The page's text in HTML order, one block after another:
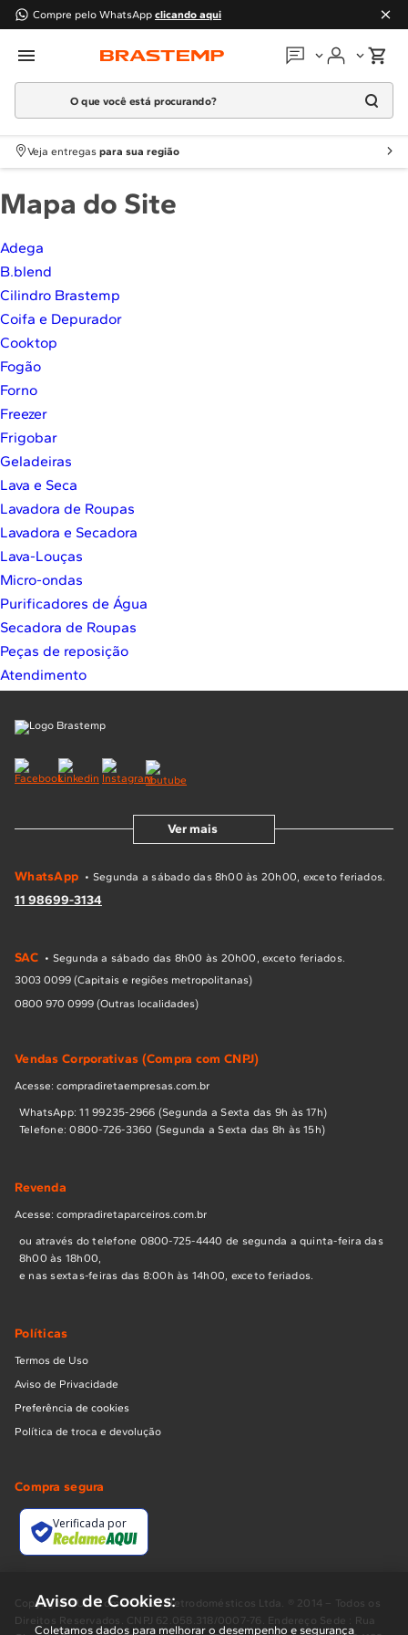
Compre pelo WhatsApp clicando aqui
Em que podemos
O que você está procurando?
Termos mais buscados
1º Geladeira
2 Máquina Lavar
4º
º
7º
8
9
10º
Veja entregas para sua região
Mapa do Site
Adega
B.blend
Cilindro Brastemp
Coifa e Depurador
Cooktop
Fogão
Forno
Freezer
Frigobar
Geladeiras
Lava e Seca
Lavadora de Roupas
Lavadora e Secadora
Lava-Louças
Micro-ondas
Purificadores de Água
Secadora de Roupas
Peças de reposição
Atendimento
Ver mais
WhatsApp • Segunda a sábado das 8h00 às 20h00, exceto feriados.
11 98699-3134
SAC • Segunda a sábado das 8h00 às 20h00, exceto feriados.
3003 0099 (Capitais e regiões metropolitanas)
0800 970 0999 (Outras localidades)
Vendas Corporativas (Compra com CNPJ)
Acesse: compradiretaempresas.com.br
WhatsApp: 11 99235-2966 (Segunda a Sexta das 9h às 17h)
Telefone: 0800-726-3360 (Segunda a Sexta das 8h às 15h)
Revenda
Acesse: compradiretaparceiros.com.br
ou através do telefone 0800-725-4440 de segunda a quinta-feira das
8h00 às 18h00,
e nas sextas-feiras das 8:00h às 14h00, exceto feriados.
Políticas
Termos de Uso
Aviso de Privacidade
Preferência de cookies
Política de troca e devolução
Compra segura
Verificada por
Copyright BUD Comércio de Eletrodomésticos Ltda. ® 2014 – Todos os
Direitos Reservados. CNPJ 62.058.318/0007-76. Endereço Sede : Rua
Aviso de Cookies:
Coletamos dados para melhorar o desempenho e segurança